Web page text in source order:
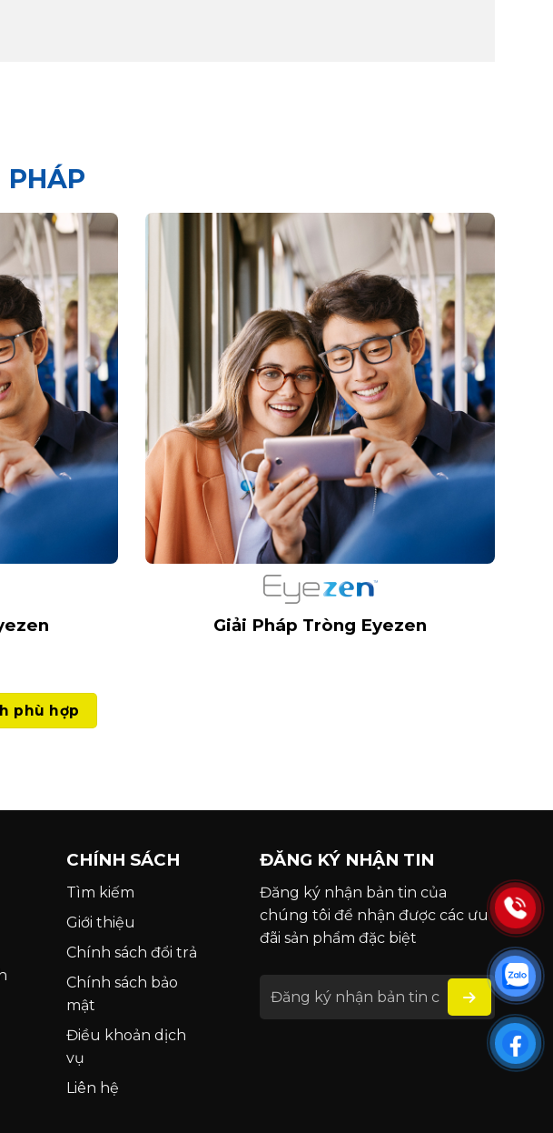
PHÁP
Giải Pháp Tròng Eyezen
phù hợp
CHÍNH SÁCH
Tìm kiếm
Giới thiệu
Chính sách đổi trả
Chính sách bảo
mật
Điều khoản dịch
vụ
Liên hệ
ĐĂNG KÝ NHẬN TIN
Đăng ký nhận bản tin của
chúng tôi để nhận được các ưu
đãi sản phẩm đặc biệt